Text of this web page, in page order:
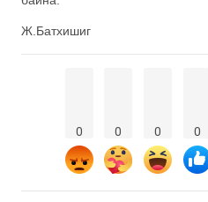
Ж.Батхишиг
0 0 0 0